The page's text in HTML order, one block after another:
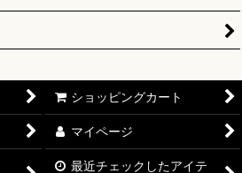
ショッピングカート
マイページ
最近チェックしたアイテ